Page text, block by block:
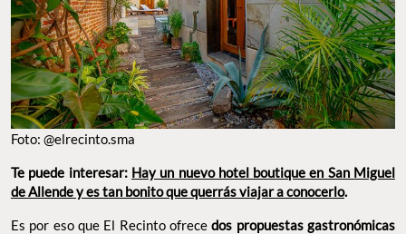
Foto: @elrecinto.sma
Te puede interesar: Hay un nuevo hotel boutique en San Miguel
de Allende y es tan bonito que querrás viajar a conocerlo.
Es por eso que El Recinto ofrecedos propuestas gastronómicas